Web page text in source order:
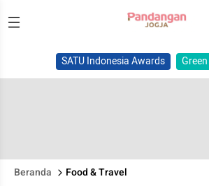
SATU Indonesia Awards
Beranda Food & Travel